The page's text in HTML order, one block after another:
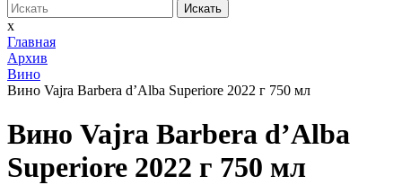
Искать
x
Главная
Архив
Вино
Вино Vajra Barbera d’Alba Superiore 2022 г 750 мл
Вино Vajra Barbera d’Alba
Superiore 2022 г 750 мл